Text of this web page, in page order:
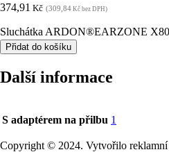
374,91 Kč (309,84 Kč bez DPH)
Sluchátka ARDON®EARZONE
Přidat do košíku
Další informace
S adaptérem na přilbu 1
Copyright © 2024. Vytvořilo reklamní